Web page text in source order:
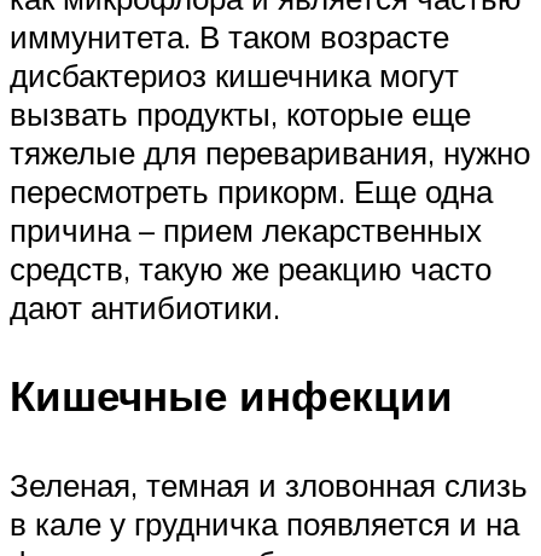
иммунитета. В таком возрасте
дисбактериоз кишечника могут
вызвать продукты, которые еще
тяжелые для переваривания, нужно
пересмотреть прикорм. Еще одна
причина – прием лекарственных
средств, такую же реакцию часто
дают антибиотики.
Кишечные инфекции
Зеленая, темная и зловонная слизь
в кале у грудничка появляется и на